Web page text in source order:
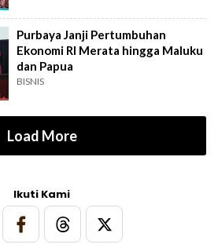
Purbaya Janji Pertumbuhan
Ekonomi RI Merata hingga Maluku
dan Papua
BISNIS
Load More
Ikuti Kami